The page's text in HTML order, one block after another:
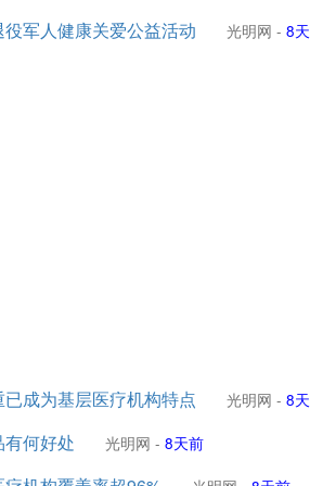
军人健康关爱公益活动 光明网 - 8
成为基层医疗机构特点 光明网 - 8
何好处 光明网 - 8天前